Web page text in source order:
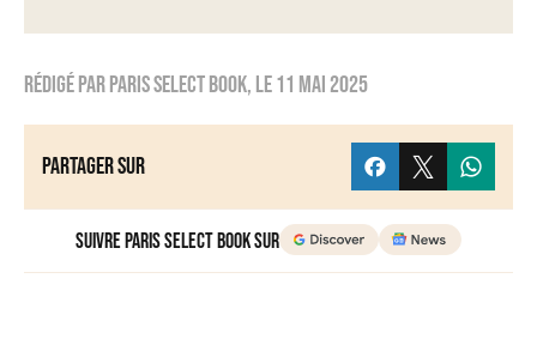
Rédigé parParis Select Book, le11 mai 2025
Partager sur
Suivre Paris Select Book sur